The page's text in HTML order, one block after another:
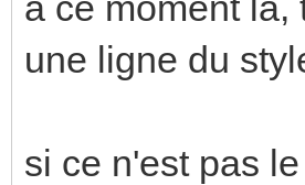
une ligne du
si ce n'est pas